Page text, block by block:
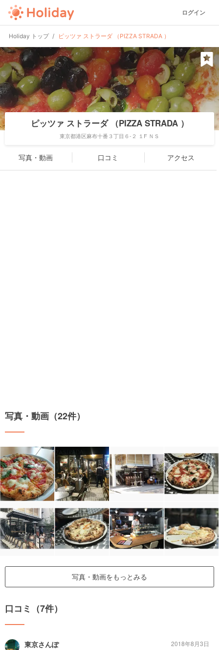
ログイン
Holiday トップ ピッツァ ストラーダ （PIZZA STRADA ）
ピッツァ ストラーダ （PIZZA STRADA ）
東京都港区麻布十番３丁目６-２ １F ＮＳ
写真・動画 口コミ アクセス
写真・動画（22件）
写真・動画をもっとみる
口コミ（7件）
東京さんぽ
2018年8月3日